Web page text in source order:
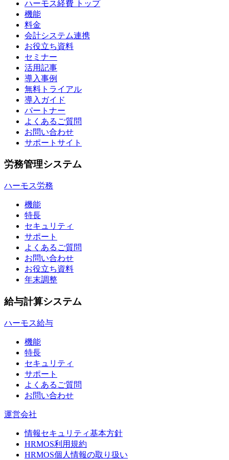
ハーモス経費 トップ
機能
料金
会計システム連携
お役立ち資料
セミナー
活用記事
導入事例
無料トライアル
導入ガイド
パートナー
よくあるご質問
お問い合わせ
サポートサイト
労務管理システム
ハーモス労務
機能
特長
セキュリティ
サポート
よくあるご質問
お問い合わせ
お役立ち資料
年末調整
給与計算システム
ハーモス給与
機能
特長
セキュリティ
サポート
よくあるご質問
お問い合わせ
運営会社
情報セキュリティ基本方針
HRMOS利用規約
HRMOS個人情報の取り扱い